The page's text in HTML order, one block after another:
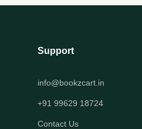
Support
info@bookzcart.in
+91 99629 18724
Contact Us